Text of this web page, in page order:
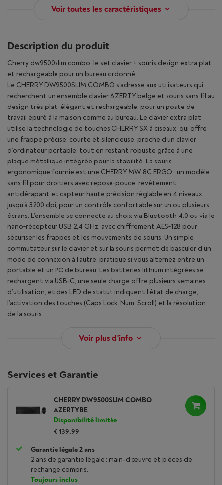
Voir toutes les caractéristiques
Description du produit
Cherry dw9500slim combo, le set clavier + souris design extra plat
et rechargeable pour un bureau ordonné
Le CHERRY DW9500SLIM COMBO s’adresse aux utilisateurs qui
recherchent un ensemble clavier AZERTY belge et souris sans fil au
design très plat, élégant et rechargeable, pour un poste de
travail épuré à la maison comme au bureau. Le clavier extra plat
utilise la technologie de touches CHERRY SX à ciseaux, qui offre
une frappe précise, courte et silencieuse, proche d’un clavier
d’ordinateur portable, tout en restant robuste grâce à une
plaque métallique intégrée pour la stabilité. La souris
ergonomique fournie est une CHERRY MW 8C ERGO : un modèle
sans fil pour droitiers avec repose‑pouce, revêtement
antidérapant et capteur haute précision réglable en 4 niveaux
jusqu’à 3200 dpi, pour un contrôle confortable sur un ou plusieurs
écrans. L’ensemble se connecte au choix via Bluetooth 4.0 ou via le
nano‑récepteur USB 2,4 GHz, avec chiffrement AES‑128 pour
sécuriser les frappes et les mouvements de souris. Un simple
commutateur sur le clavier et sur la souris permet de basculer d’un
mode de connexion à l’autre, pratique si vous alternez entre un
portable et un PC de bureau. Les batteries lithium intégrées se
rechargent via USB‑C; une seule charge offre plusieurs semaines
d’utilisation, et des LED de statut indiquent l’état de charge,
l’activation des touches (Caps Lock, Num, Scroll) et la résolution
de la souris.
Voir plus d'info
Services et Garantie
CHERRY DW9500SLIM COMBO
AZERTYBE
Disponibilité limitée
€ 139,99
Garantie légale 2 ans
2 ans de garantie légale : main-d'œuvre et pièces de
rechange compris.
Toujours inclus